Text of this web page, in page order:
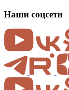
Наши соцсети